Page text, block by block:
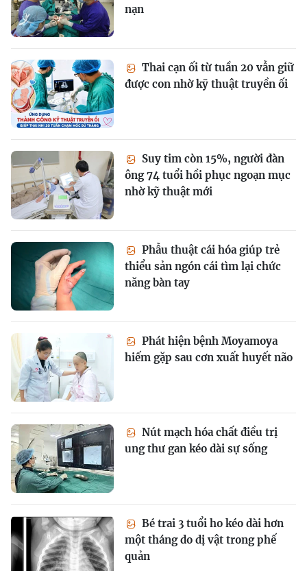
nạn
Thai cạn ối từ tuần 20 vẫn giữ
được con nhờ kỹ thuật truyền ối
Suy tim còn 15%, người đàn
ông 74 tuổi hồi phục ngoạn mục
nhờ kỹ thuật mới
Phẫu thuật cái hóa giúp trẻ
thiểu sản ngón cái tìm lại chức
năng bàn tay
Phát hiện bệnh Moyamoya
hiếm gặp sau cơn xuất huyết não
Nút mạch hóa chất điều trị
ung thư gan kéo dài sự sống
Bé trai 3 tuổi ho kéo dài hơn
một tháng do dị vật trong phế
quản